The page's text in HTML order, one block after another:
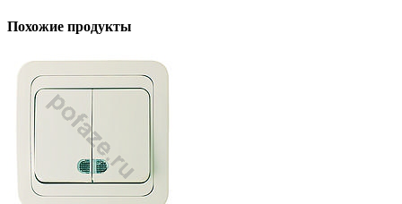
Похожие продукты